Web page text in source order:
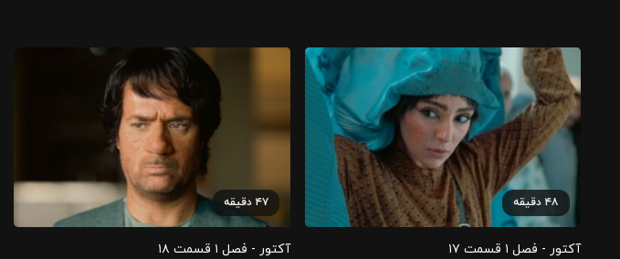
۴۸ دقیقه
آکتور - فصل ۱ قسمت ‍۱۷
۴۷ دقیقه
آکتور - فصل ۱ قسمت ‍۱۸